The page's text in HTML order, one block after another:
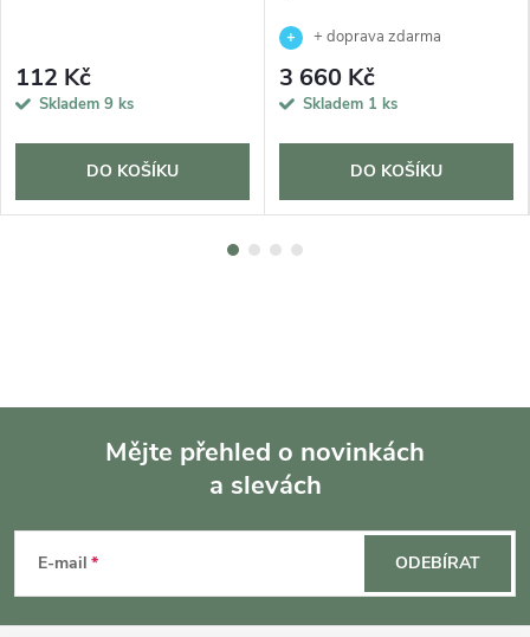
112 Kč
Skladem 9 ks
DO KOŠÍKU
+ doprava zdarma
3 660 Kč
Skladem 1 ks
DO KOŠÍKU
Mějte přehled o novinkách
a slevách
E-mail ODEBÍRAT